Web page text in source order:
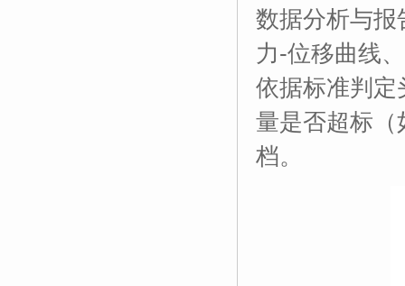
数据分析与报
力-位移曲线
依据标准判定
量是否超标（
档。